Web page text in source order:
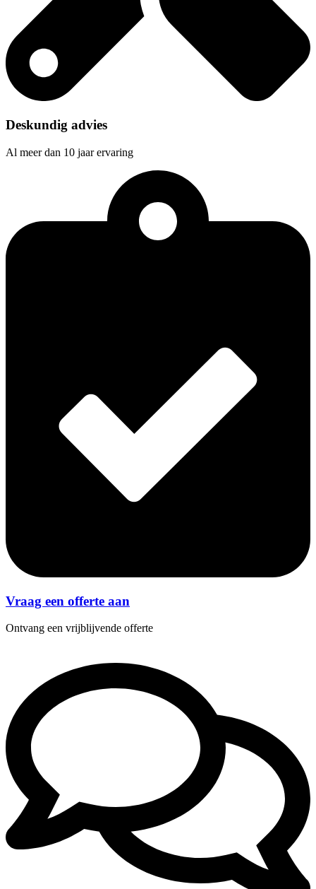
Deskundig advies
Al meer dan 10 jaar ervaring
Vraag een offerte aan
Ontvang een vrijblijvende offerte